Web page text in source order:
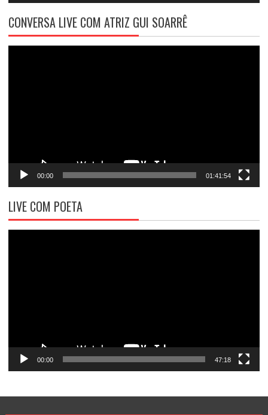
CONVERSA LIVE COM ATRIZ GUI SOARRÊ
00:00 01:41:54
LIVE COM POETA
00:00 47:18